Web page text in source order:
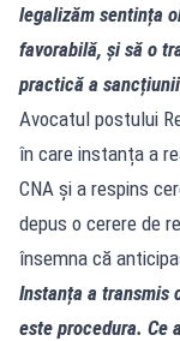
legalizăm sentința
favorabilă, și să o
practică a
Avocatul postului
în care instanța a
CNA și a respins
depus o cerere de
însemna că
Instanța a transmis
este procedura. Ce